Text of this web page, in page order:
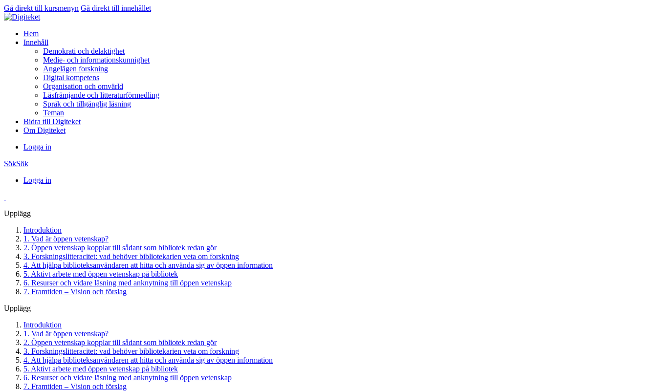
Gå direkt till kursmenyn Gå direkt till innehållet
Hem
Innehåll
Demokrati och delaktighet
Medie- och informationskunnighet
Angelägen forskning
Digital kompetens
Organisation och omvärld
Läsfrämjande och litteraturförmedling
Språk och tillgänglig läsning
Teman
Bidra till Digiteket
Om Digiteket
Logga in
SökSök
Logga in
Upplägg
Introduktion
1. Vad är öppen vetenskap?
2. Öppen vetenskap kopplar till sådant som bibliotek redan gör
3. Forskningslitteracitet: vad behöver bibliotekarien veta om forskning
4. Att hjälpa biblioteksanvändaren att hitta och använda sig av öppen information
5. Aktivt arbete med öppen vetenskap på bibliotek
6. Resurser och vidare läsning med anknytning till öppen vetenskap
7. Framtiden – Vision och förslag
Upplägg
Introduktion
1. Vad är öppen vetenskap?
2. Öppen vetenskap kopplar till sådant som bibliotek redan gör
3. Forskningslitteracitet: vad behöver bibliotekarien veta om forskning
4. Att hjälpa biblioteksanvändaren att hitta och använda sig av öppen information
5. Aktivt arbete med öppen vetenskap på bibliotek
6. Resurser och vidare läsning med anknytning till öppen vetenskap
7. Framtiden – Vision och förslag